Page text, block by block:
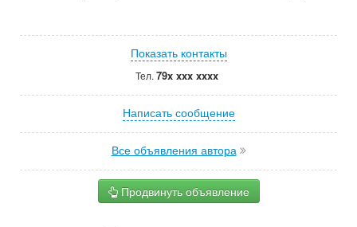
Показать контакты
Тел. 79x xxx xxxx
Написать сообщение
Все объявления автора
Продвинуть объявление